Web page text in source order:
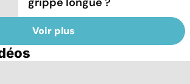
Voir plus